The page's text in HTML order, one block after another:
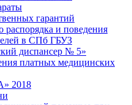
гарантий
распорядка и поведения
в СПб ГБУЗ
диспансер № 5»
платных медицинских
2018